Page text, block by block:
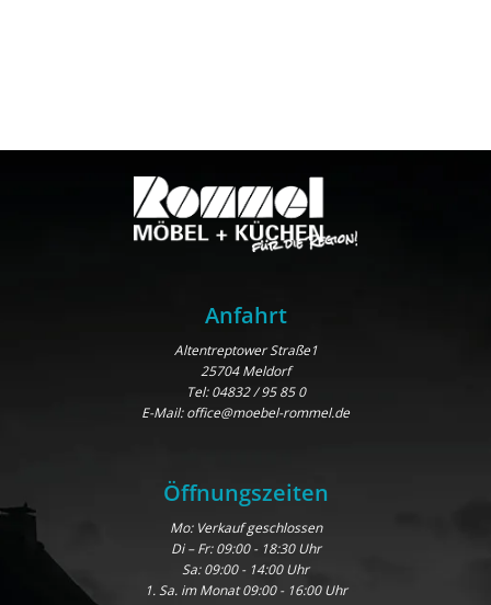
Anfahrt
Altentreptower Straße1
25704 Meldorf
Tel:04832 / 95 85 0
E-Mail:office@moebel-rommel.de
Öffnungszeiten
Mo: Verkauf geschlossen
Di – Fr: 09:00 - 18:30 Uhr
Sa: 09:00 - 14:00 Uhr
1. Sa. im Monat 09:00 - 16:00 Uhr